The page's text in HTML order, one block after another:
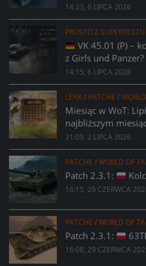
14:23, 6 LIPCA 2026
PROSTO Z SUPERTESTU
VK 45.01 (P) –
z Girls und Panzer?
14:15, 6 LIPCA 2026
LEAK/ PATCHE /
Miesiąc w WoT:
najbliższym
21:09, 2 LIPCA 2026
PATCHE /WORLD OF
Patch 2.3.1:
16:15, 29 CZERWCA
PATCHE /WORLD OF
Patch 2.3.1:
16:08, 29 CZERWCA